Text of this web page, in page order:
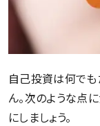
自己投資は何でも
ん。次のような点
にしましょう。